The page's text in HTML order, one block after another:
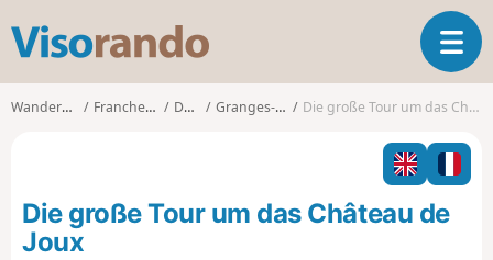
s
o
o
T
o
g
l
n
Wanderungen Franche-Comté Doubs Granges-Narboz Die große Tour um das Château de Joux
Die große Tour um das Château de
Joux